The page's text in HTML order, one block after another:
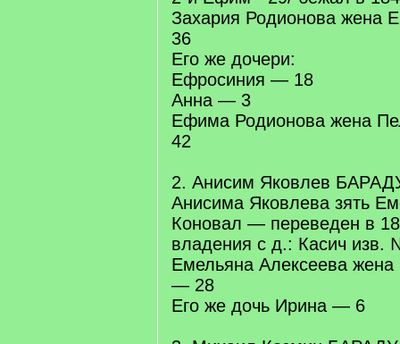
Захария Родионова жена
36
Его же дочери:
Ефросиния — 18
Анна — 3
Ефима Родионова жена
42
2. Анисим Яковлев
Анисима Яковлева зять
Коновал — переведен в
владения с д.: Касич изв.
Емельяна Алексеева
— 28
Его же дочь Ирина — 6